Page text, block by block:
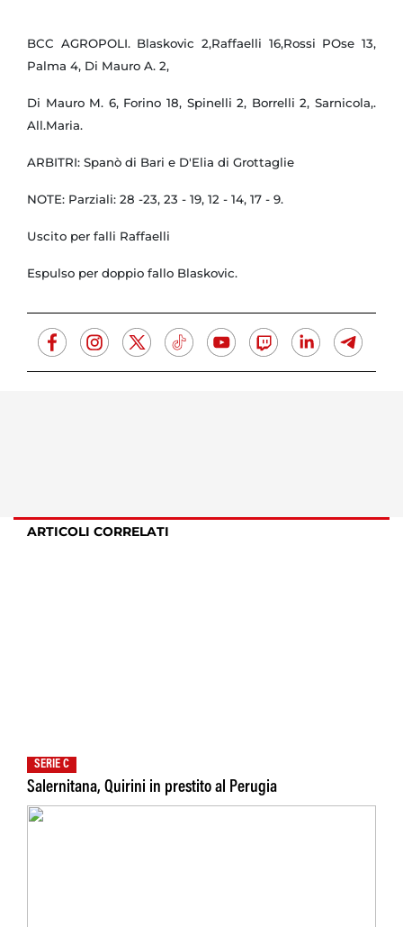
BCC AGROPOLI. Blaskovic 2,Raffaelli 16,Rossi POse 13,
Palma 4, Di Mauro A. 2,
Di Mauro M. 6, Forino 18, Spinelli 2, Borrelli 2, Sarnicola,.
All.Maria.
ARBITRI: Spanò di Bari e D'Elia di Grottaglie
NOTE: Parziali: 28 -23, 23 - 19, 12 - 14, 17 - 9.
Uscito per falli Raffaelli
Espulso per doppio fallo Blaskovic.
ARTICOLI CORRELATI
SERIE C
Salernitana, Quirini in prestito al Perugia